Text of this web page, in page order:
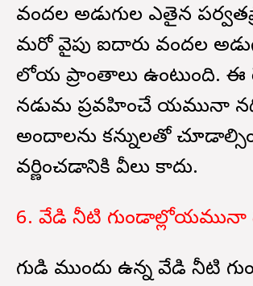
వందల అడుగుల ఎతైన
మరో వైపు ఐదారు వందల
లోయ ప్రాంతాలు ఉంటుంది. ఈ
నడుమ ప్రవహించే యమునా
అందాలను కన్నులతో
వర్ణించడానికి వీలు కాదు.
6. వేడి నీటి గుండాల్లోయమునా
గుడి ముందు ఉన్న వేడి నీటి